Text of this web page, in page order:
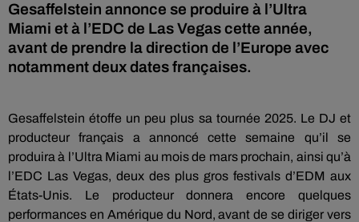
Gesaffelstein annonce se produire à l’Ultra
Miami et à l’EDC de Las Vegas cette année,
avant de prendre la direction de l’Europe avec
notamment deux dates françaises.
Gesaffelstein étoffe un peu plus sa tournée 2025. Le DJ et
producteur français a annoncé cette semaine qu’il se
produira à l’Ultra Miami au mois de mars prochain, ainsi qu’à
l’EDC Las Vegas, deux des plus gros festivals d’EDM aux
États-Unis. Le producteur donnera encore quelques
performances en Amérique du Nord, avant de se diriger vers